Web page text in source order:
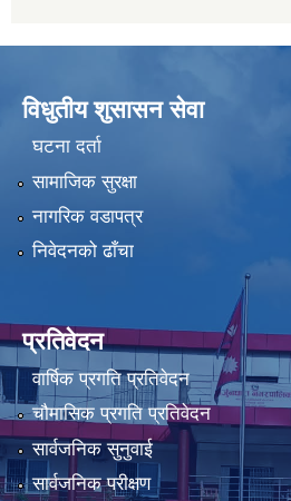
विधुतीय शुसासन सेवा
घटना दर्ता
सामाजिक सुरक्षा
नागरिक वडापत्र
निवेदनको ढाँचा
प्रतिवेदन
वार्षिक प्रगति प्रतिवेदन
चौमासिक प्रगति प्रतिवेदन
सार्वजनिक सुनुवाई
सार्वजनिक परीक्षण